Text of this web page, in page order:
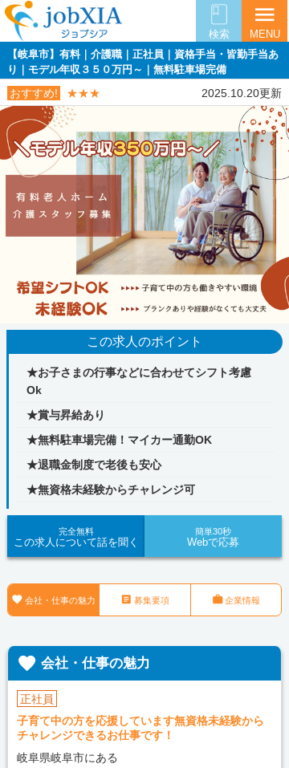
検索
menu
MENU
【岐阜市】有料｜介護職｜正社員｜資格手当・皆勤手当あ
り｜モデル年収３５０万円～｜無料駐車場完備
おすすめ! ★★★ 2025.10.20更新
この求人のポイント
★お子さまの行事などに合わせてシフト考慮
Ok
★賞与昇給あり
★無料駐車場完備！マイカー通勤OK
★退職金制度で老後も安心
★無資格未経験からチャレンジ可
完全無料
この求人について話を聞く
簡単30秒
Webで応募
 会社・仕事の魅力  募集要項 企業情報
 会社・仕事の魅力
正社員
子育て中の方を応援しています無資格未経験から
チャレンジできるお仕事です！
岐阜県岐阜市にある